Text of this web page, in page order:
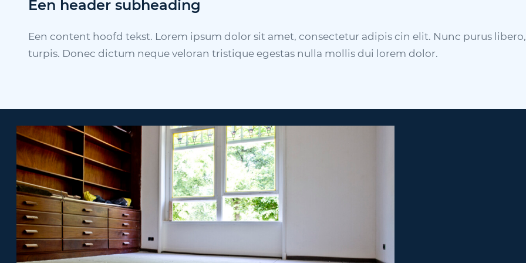
Een header subheading
Een content hoofd tekst. Lorem ipsum dolor sit amet, consectetur adipis cin elit. Nunc purus
turpis. Donec dictum neque veloran tristique egestas nulla mollis dui lorem dolor.